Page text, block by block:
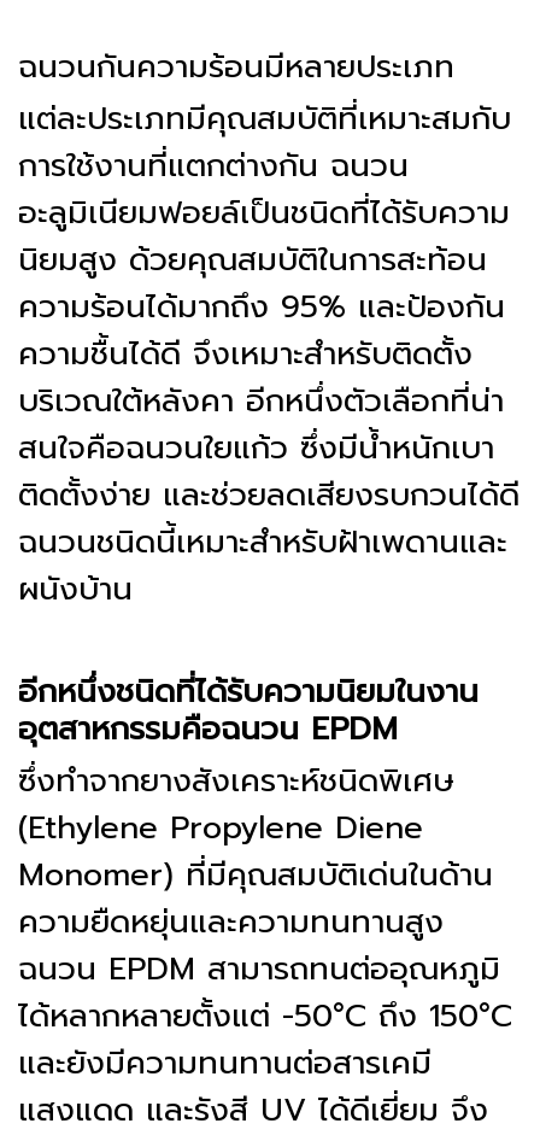
ฉนวนกันความร้อนมีหลายประเภท
แต่ละประเภทมีคุณสมบัติที่เหมาะสมกับ
การใช้งานที่แตกต่างกัน ฉนวน
อะลูมิเนียมฟอยล์เป็นชนิดที่ได้รับความ
นิยมสูง ด้วยคุณสมบัติในการสะท้อน
ความร้อนได้มากถึง 95% และป้องกัน
ความชื้นได้ดี จึงเหมาะสำหรับติดตั้ง
บริเวณใต้หลังคา อีกหนึ่งตัวเลือกที่น่า
สนใจคือฉนวนใยแก้ว ซึ่งมีน้ำหนักเบา
ติดตั้งง่าย และช่วยลดเสียงรบกวนได้ดี
ฉนวนชนิดนี้เหมาะสำหรับฝ้าเพดานและ
ผนังบ้าน
อีกหนึ่งชนิดที่ได้รับความนิยมในงาน
อุตสาหกรรมคือฉนวน EPDM
ซึ่งทำจากยางสังเคราะห์ชนิดพิเศษ
(Ethylene Propylene Diene
Monomer) ที่มีคุณสมบัติเด่นในด้าน
ความยืดหยุ่นและความทนทานสูง
ฉนวน EPDM สามารถทนต่ออุณหภูมิ
ได้หลากหลายตั้งแต่ -50°C ถึง 150°C
และยังมีความทนทานต่อสารเคมี
แสงแดด และรังสี UV ได้ดีเยี่ยม จึง